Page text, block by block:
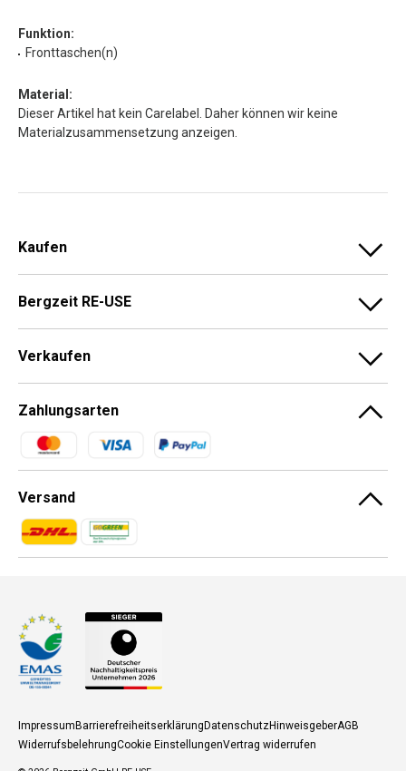
Funktion:
Fronttaschen(n)
Material:
Dieser Artikel hat kein Carelabel. Daher können wir keine
Materialzusammensetzung anzeigen.
Kaufen
Bergzeit RE-USE
Verkaufen
Zahlungsarten
Zahlungsmethoden
Versand
Zahlungsmethoden
Zahlungsmethoden
ImpressumBarrierefreiheitserklärungDatenschutzHinweisgeberAGB
WiderrufsbelehrungCookie EinstellungenVertrag widerrufen